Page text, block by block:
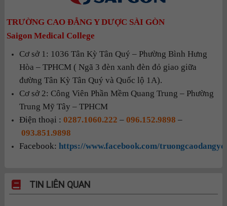
TRƯỜNG CAO ĐẲNG Y DƯỢC SÀI GÒN
Saigon Medical College
Cơ sở 1: 1036 Tân Kỳ Tân Quý – Phường Bình Hưng
Hòa – TPHCM ( Ngã 3 đèn xanh đèn đỏ giao giữa
đường Tân Kỳ Tân Quý và Quốc lộ 1A).
Cơ sở 2: Công Viên Phần Mềm Quang Trung – Phường
Trung Mỹ Tây – TPHCM
Điện thoại :0287.1060.222 –096.152.9898 –
093.851.9898
Facebook:https://www.facebook.com/
TIN LIÊN QUAN